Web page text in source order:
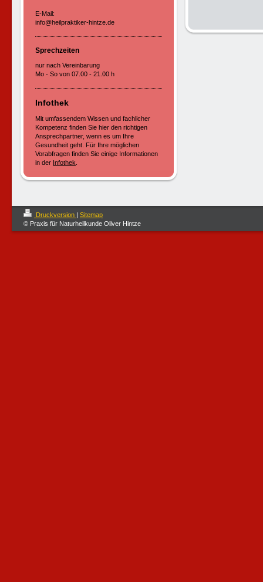
E-Mail:
info@heilpraktiker-hintze.de
Sprechzeiten
nur nach Vereinbarung
Mo - So von 07.00 - 21.00 h
Infothek
Mit umfassendem Wissen und fachlicher
Kompetenz finden Sie hier den richtigen
Ansprechpartner, wenn es um Ihre
Gesundheit geht. Für Ihre möglichen
Vorabfragen finden Sie einige Informationen
in der Infothek
Druckversion | Sitemap
© Praxis für Naturheilkunde Oliver Hintze